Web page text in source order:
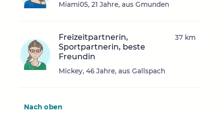
Miami05, 21 Jahre, aus Gmunden
Freizeitpartnerin,
Sportpartnerin, beste
Freundin
Mickey, 46 Jahre, aus Gallspach
37 km
Nach oben